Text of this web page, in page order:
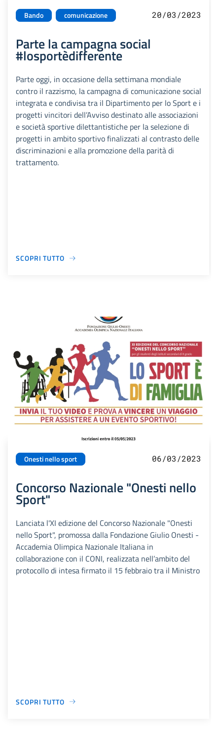
Bando comunicazione 20/03/2023
Parte la campagna social
#losportèdifferente
Parte oggi, in occasione della settimana mondiale
contro il razzismo, la campagna di comunicazione social
integrata e condivisa tra il Dipartimento per lo Sport e i
progetti vincitori dell’Avviso destinato alle associazioni
e società sportive dilettantistiche per la selezione di
progetti in ambito sportivo finalizzati al contrasto delle
discriminazioni e alla promozione della parità di
trattamento.
SCOPRI TUTTO
Onesti nello sport 06/03/2023
Concorso Nazionale "Onesti nello
Sport"
Lanciata l'XI edizione del Concorso Nazionale "Onesti
nello Sport", promossa dalla Fondazione Giulio Onesti -
Accademia Olimpica Nazionale Italiana in
collaborazione con il CONI, realizzata nell’ambito del
protocollo di intesa firmato il 15 febbraio tra il Ministro
SCOPRI TUTTO